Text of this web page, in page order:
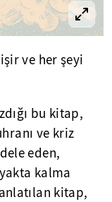
ve her şeyi
bu kitap,
ve kriz
eden,
kalma
kitap,